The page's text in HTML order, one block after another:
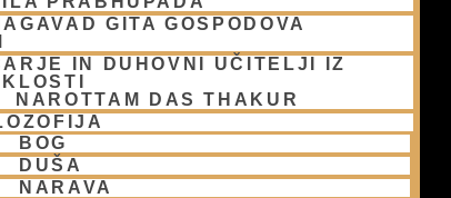
GITA GOSPODOVA
IN DUHOVNI UČITELJI IZ
NAROTTAM DAS THAKUR
BOG
DUŠA
NARAVA